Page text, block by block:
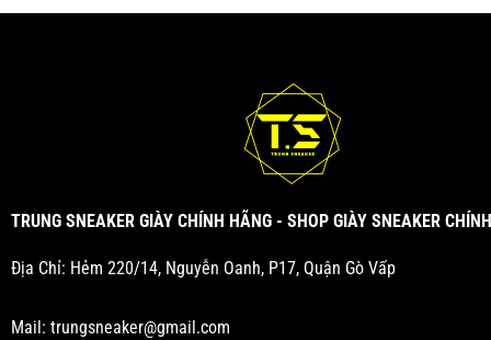
TRUNG SNEAKER GIÀY CHÍNH HÃNG - SHOP GIÀY SNEAKER
Địa Chỉ: Hẻm 220/14, Nguyễn Oanh, P17, Quận Gò Vấp
Mail: trungsneaker@gmail.com